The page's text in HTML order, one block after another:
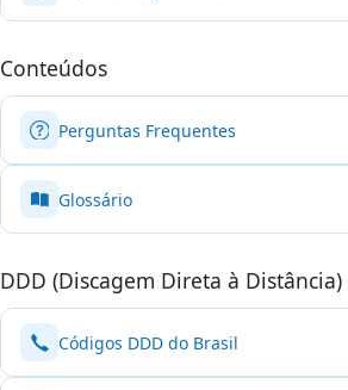
Conteúdos
Perguntas Frequentes
Glossário
DDD (Discagem Direta à Distância)
Códigos DDD do Brasil